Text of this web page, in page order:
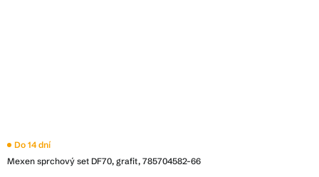
Mexen sprchový set DF70, grafit, 785704582-66
Do 14 dní